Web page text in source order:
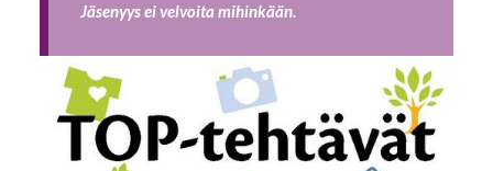
Jäsenyys ei velvoita mihinkään.